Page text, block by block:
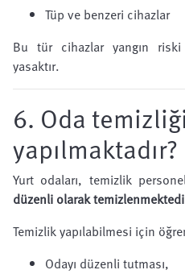
Tüp ve benzeri cihazlar
Bu tür cihazlar yangın
yasaktır.
6. Oda
yapılmaktadır?
Yurt odaları, temizlik
düzenli olarak
Temizlik yapılabilmesi için
Odayı düzenli tutması,